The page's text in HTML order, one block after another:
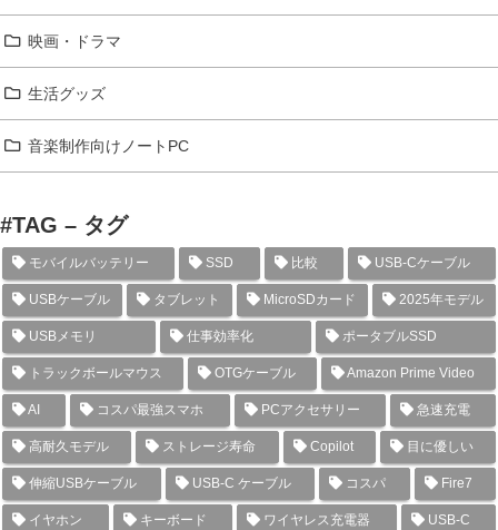
映画・ドラマ
生活グッズ
音楽制作向けノートPC
#TAG – タグ
モバイルバッテリー SSD 比較 USB-Cケーブル
USBケーブル タブレット MicroSDカード 2025年モデル
USBメモリ 仕事効率化 ポータブルSSD
トラックボールマウス OTGケーブル Amazon Prime Video
AI コスパ最強スマホ PCアクセサリー 急速充電
高耐久モデル ストレージ寿命 Copilot 目に優しい
伸縮USBケーブル USB-C ケーブル コスパ Fire7
イヤホン キーボード ワイヤレス充電器 USB-C